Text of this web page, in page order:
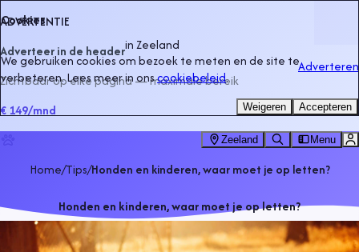
ADVERTENTIE
Adverteer in de headerinZeeland
Zichtbaar op elke pagina — maximale bereik
€ 149/mnd
Adverteren
Zeeland Menu
Home/Tips/Honden en kinderen, waar moet je op letten?
Honden en kinderen, waar moet je op letten?
Cookies
We gebruiken cookies om bezoek te meten en de site te
verbeteren. Lees meer in onscookiebeleid.
Weigeren Accepteren